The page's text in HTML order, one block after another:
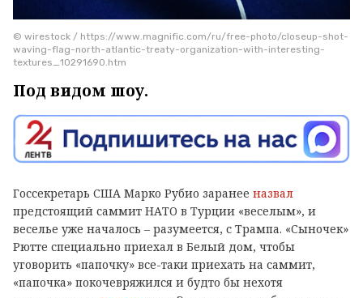
© wirestock / https://www.magnific.com/ru/free-photo/closeup-shot-
waving-flag-north-atlantic-treaty-organization-with-interesting-
textures_10291690.htm
Под видом шоу.
Госсекретарь США Марко Рубио заранее назвал
предстоящий саммит НАТО в Турции «веселым», и
веселье уже началось – разумеется, с Трампа. «Сыночек»
Рютте специально приехал в Белый дом, чтобы
уговорить «папочку» все-таки приехать на саммит,
«папочка» покочевряжился и будто бы нехотя